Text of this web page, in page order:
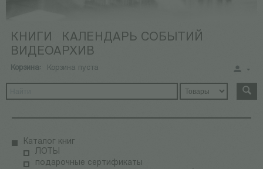
КНИГИ
КАЛЕНДАРЬ СОБЫТИЙ
ВИДЕОАРХИВ
Корзина: Корзина пуста
Каталог книг
ЛОТЫ
подарочные сертификаты